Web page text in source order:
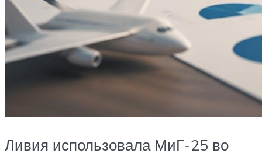
Ливия использовала МиГ-25 во